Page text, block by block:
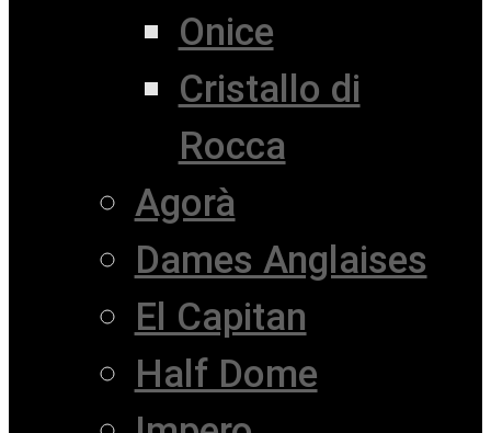
Onice
Cristallo di
Rocca
Agorà
Dames Anglaises
El Capitan
Half Dome